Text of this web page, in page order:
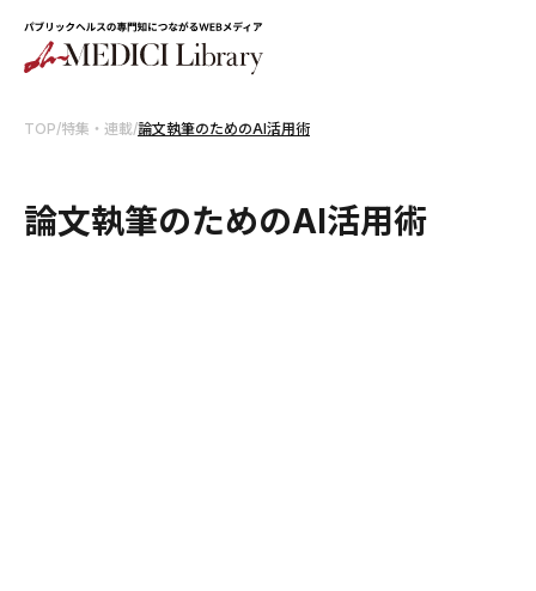
TOP/特集・連載/論文執筆のためのAI活用術
論文執筆のためのAI活用術